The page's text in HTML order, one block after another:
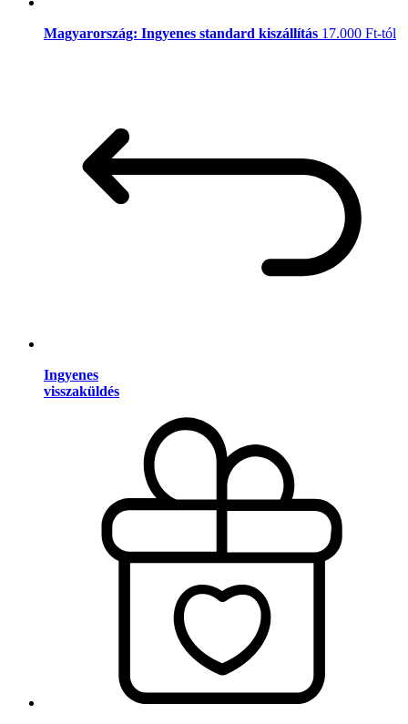
Magyarország: Ingyenes standard kiszállítás 17.000 Ft-tól
Ingyenes
visszaküldés